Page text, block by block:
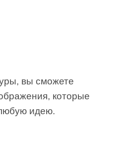
вы сможете
которые
идею.